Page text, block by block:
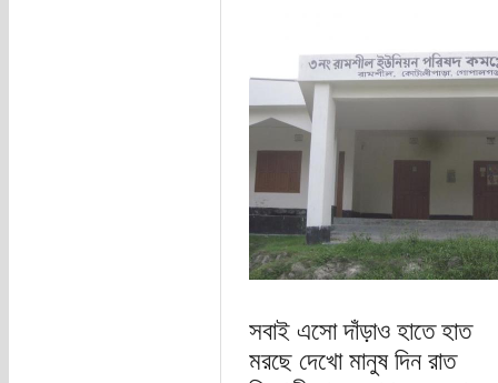
সবাই এসো দাঁড়াও হাতে হাত
মরছে দেখো মানুষ দিন রাত